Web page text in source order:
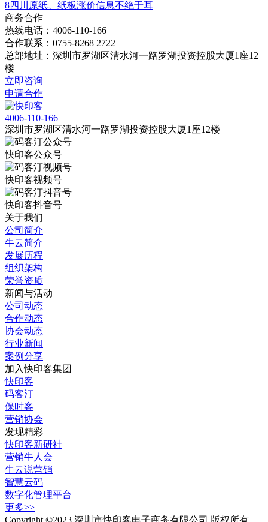
8四川原纸、纸板涨价信息不绝于耳
商务合作
热线电话：4006-110-166
合作联系：0755-8268 2722
总部地址：深圳市罗湖区清水河一路罗湖投资控股大厦1座12
楼
立即咨询
申请合作
4006-110-166
深圳市罗湖区清水河一路罗湖投资控股大厦1座12楼
快印客公众号
快印客视频号
快印客抖音号
关于我们
公司简介
牛云简介
发展历程
组织架构
荣誉资质
新闻与活动
公司动态
合作动态
协会动态
行业新闻
案例分享
加入快印客集团
快印客
码客汀
保时客
营销协会
发现精彩
快印客新研社
营销牛人会
牛云说营销
智慧云码
数字化管理平台
更多>>
Copyright ©2023 深圳市快印客电子商务有限公司 版权所有